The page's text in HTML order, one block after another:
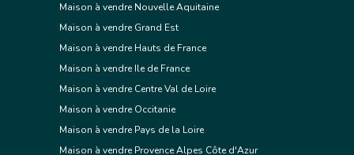
Maison à vendre Nouvelle Aquitaine
Maison à vendre Grand Est
Maison à vendre Hauts de France
Maison à vendre Ile de France
Maison à vendre Centre Val de Loire
Maison à vendre Occitanie
Maison à vendre Pays de la Loire
Maison à vendre Provence Alpes Côte d'Azur